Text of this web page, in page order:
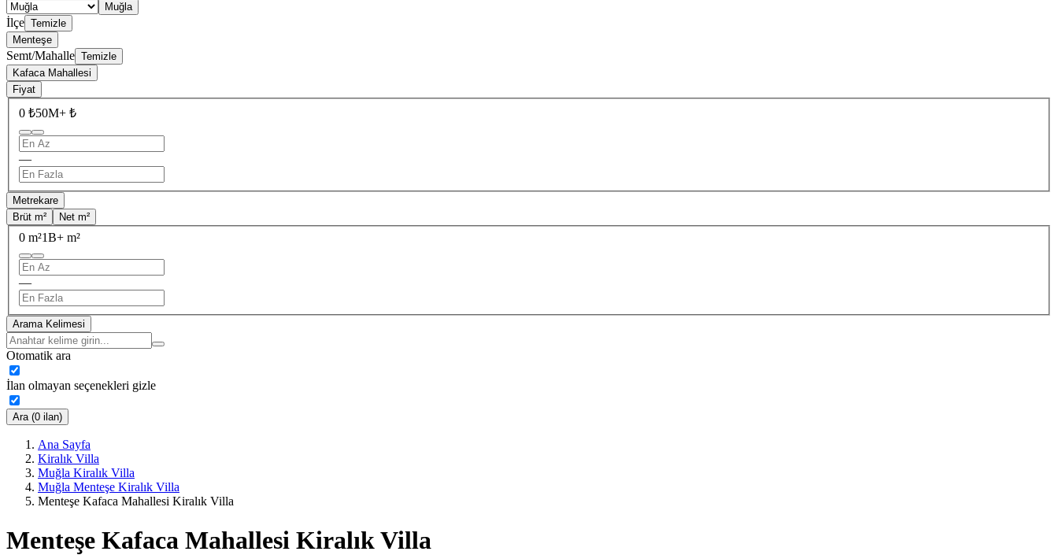
Muğla
İlçe Temizle
Menteşe
Semt/Mahalle Temizle
Kafaca Mahallesi
Fiyat
0 ₺50M+ ₺
—
Metrekare
Brüt m²
Net m²
0 m²1B+ m²
—
Arama Kelimesi
Otomatik ara
İlan olmayan seçenekleri gizle
Ara (0 ilan)
Ana Sayfa
Kiralık Villa
Muğla Kiralık Villa
Muğla Menteşe Kiralık Villa
Menteşe Kafaca Mahallesi Kiralık Villa
Menteşe Kafaca Mahallesi Kiralık Villa